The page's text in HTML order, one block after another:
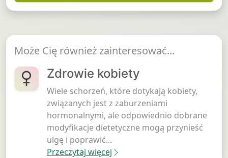
Może Cię również zainteresować...
Zdrowie kobiety
Wiele schorzeń, które dotykają kobiety,
związanych jest z zaburzeniami
hormonalnymi, ale odpowiednio dobrane
modyfikacje dietetyczne mogą przynieść
ulgę i poprawić...
Przeczytaj więcej